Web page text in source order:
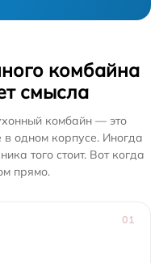
комбайна
смысла
комбайн — это
в одном корпусе. Иногда
того стоит. Вот когда
прямо.
01